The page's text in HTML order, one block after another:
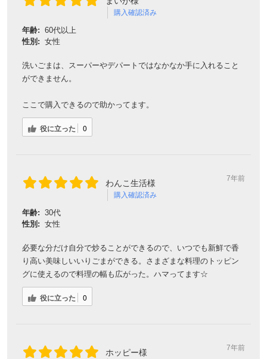
購入確認済み
年齢: 60代以上
性別: 女性
洗いごまは、スーパーやデパートではなかなか手に入れること
ができません。
ここで購入できるので助かってます。
役に立った 0
わんこ生活様
購入確認済み
7年前
年齢: 30代
性別: 女性
必要な分だけ自分で炒ることができるので、いつでも新鮮で香
り高い美味しいいりごまができる。さまざまな料理のトッピン
グに使えるので料理の幅も広がった。ハマってます☆
役に立った 0
ホッピー様 7年前
対象者：かわしま屋で初めてお買い物をされる方
※他のクーポンとの併用はできません
クーポンのご利用方法はこちら >>